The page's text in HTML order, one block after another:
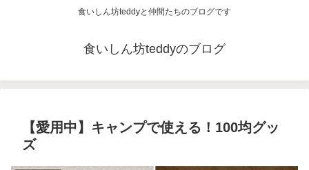
食いしん坊teddyと仲間たちのブログです
食いしん坊teddyのブログ
【愛用中】キャンプで使える！100均グッ
ズ